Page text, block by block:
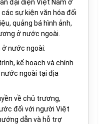
đại diện Việt Nam ở
sự kiện văn hóa đối
quảng bá hình ảnh,
ở nước ngoài.
nước ngoài:
kế hoạch và chính
ngoài tại địa
về chủ trương,
đối với người Việt
dẫn và hỗ trợ